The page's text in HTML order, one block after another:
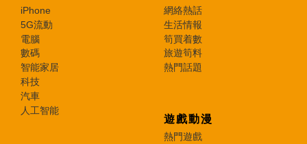
iPhone
5G流動
電腦
數碼
智能家居
科技
汽車
人工智能
網絡熱話
生活情報
筍買着數
旅遊筍料
熱門話題
遊戲動漫
熱門遊戲